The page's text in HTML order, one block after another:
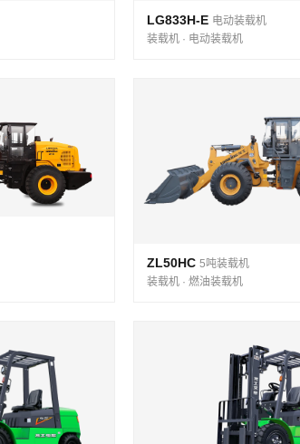
LG833H-E 电动装载机
装载机 · 电动装载机
ZL50HC 5吨装载机
装载机 · 燃油装载机